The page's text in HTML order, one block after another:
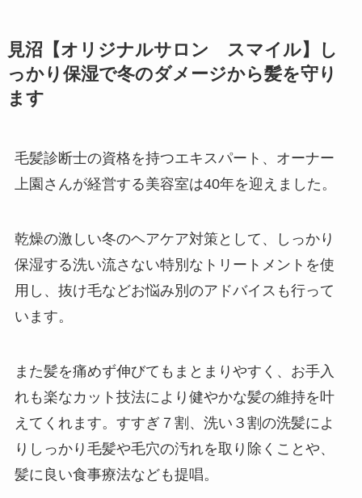
見沼【オリジナルサロン スマイル】し
っかり保湿で冬のダメージから髪を守り
ます
毛髪診断士の資格を持つエキスパート、オーナー
上園さんが経営する美容室は40年を迎えました。
乾燥の激しい冬のヘアケア対策として、しっかり
保湿する洗い流さない特別なトリートメントを使
用し、抜け毛などお悩み別のアドバイスも行って
います。
また髪を痛めず伸びてもまとまりやすく、お手入
れも楽なカット技法により健やかな髪の維持を叶
えてくれます。すすぎ７割、洗い３割の洗髪によ
りしっかり毛髪や毛穴の汚れを取り除くことや、
髪に良い食事療法なども提唱。